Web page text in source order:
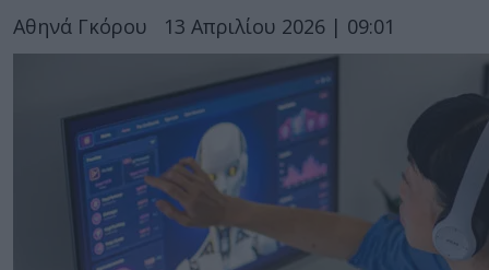
Αθηνά Γκόρου 13 Απριλίου 2026 | 09:01